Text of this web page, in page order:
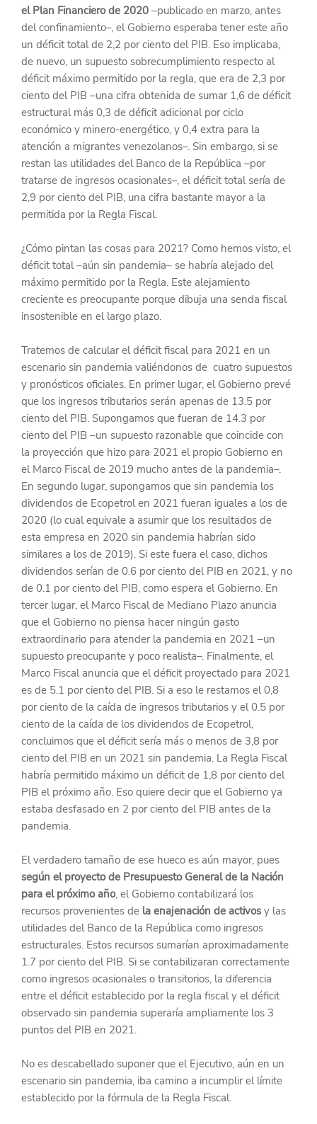
el Plan Financiero de 2020 –publicado en marzo, antes
del confinamiento–, el Gobierno esperaba tener este año
un déficit total de 2,2 por ciento del PIB. Eso implicaba,
de nuevo, un supuesto sobrecumplimiento respecto al
déficit máximo permitido por la regla, que era de 2,3 por
ciento del PIB –una cifra obtenida de sumar 1,6 de déficit
estructural más 0,3 de déficit adicional por ciclo
económico y minero-energético, y 0,4 extra para la
atención a migrantes venezolanos–. Sin embargo, si se
restan las utilidades del Banco de la República –por
tratarse de ingresos ocasionales–, el déficit total sería de
2,9 por ciento del PIB, una cifra bastante mayor a la
permitida por la Regla Fiscal.
¿Cómo pintan las cosas para 2021? Como hemos visto, el
déficit total –aún sin pandemia– se habría alejado del
máximo permitido por la Regla. Este alejamiento
creciente es preocupante porque dibuja una senda fiscal
insostenible en el largo plazo.
Tratemos de calcular el déficit fiscal para 2021 en un
escenario sin pandemia valiéndonos de  cuatro supuestos
y pronósticos oficiales. En primer lugar, el Gobierno prevé
que los ingresos tributarios serán apenas de 13.5 por
ciento del PIB. Supongamos que fueran de 14.3 por
ciento del PIB –un supuesto razonable que coincide con
la proyección que hizo para 2021 el propio Gobierno en
el Marco Fiscal de 2019 mucho antes de la pandemia–.
En segundo lugar, supongamos que sin pandemia los
dividendos de Ecopetrol en 2021 fueran iguales a los de
2020 (lo cual equivale a asumir que los resultados de
esta empresa en 2020 sin pandemia habrían sido
similares a los de 2019). Si este fuera el caso, dichos
dividendos serían de 0.6 por ciento del PIB en 2021, y no
de 0.1 por ciento del PIB, como espera el Gobierno. En
tercer lugar, el Marco Fiscal de Mediano Plazo anuncia
que el Gobierno no piensa hacer ningún gasto
extraordinario para atender la pandemia en 2021 –un
supuesto preocupante y poco realista–. Finalmente, el
Marco Fiscal anuncia que el déficit proyectado para 2021
es de 5.1 por ciento del PIB. Si a eso le restamos el 0,8
por ciento de la caída de ingresos tributarios y el 0.5 por
ciento de la caída de los dividendos de Ecopetrol,
concluimos que el déficit sería más o menos de 3,8 por
ciento del PIB en un 2021 sin pandemia. La Regla Fiscal
habría permitido máximo un déficit de 1,8 por ciento del
PIB el próximo año. Eso quiere decir que el Gobierno ya
estaba desfasado en 2 por ciento del PIB antes de la
pandemia.
El verdadero tamaño de ese hueco es aún mayor, pues
según el proyecto de Presupuesto General de la Nación
para el próximo año, el Gobierno contabilizará los
recursos provenientes de la enajenación de activos y las
utilidades del Banco de la República como ingresos
estructurales. Estos recursos sumarían aproximadamente
1.7 por ciento del PIB. Si se contabilizaran correctamente
como ingresos ocasionales o transitorios, la diferencia
entre el déficit establecido por la regla fiscal y el déficit
observado sin pandemia superaría ampliamente los 3
puntos del PIB en 2021.
No es descabellado suponer que el Ejecutivo, aún en un
escenario sin pandemia, iba camino a incumplir el límite
establecido por la fórmula de la Regla Fiscal.